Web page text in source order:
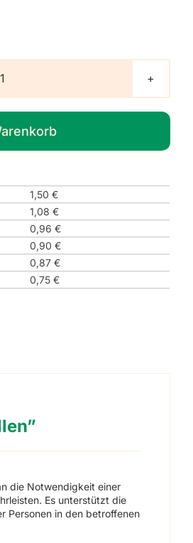
Gebotszeichen
M057
"Kontinuierliche
Lüftung
sicherstellen"
1,50€
1,08€
0,96€
0,90€
0,87€
0,75€
die Notwendigkeit einer
Es unterstützt die
Personen in den betroffenen